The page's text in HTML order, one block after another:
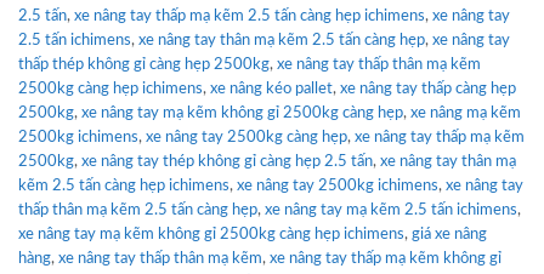
2.5 tấn, xe nâng tay thấp mạ kẽm 2.5 tấn càng hẹp ichimens, xe nâng tay
2.5 tấn ichimens, xe nâng tay thân mạ kẽm 2.5 tấn càng hẹp, xe nâng tay
thấp thép không gỉ càng hẹp 2500kg, xe nâng tay thấp thân mạ kẽm
2500kg càng hẹp ichimens, xe nâng kéo pallet, xe nâng tay thấp càng hẹp
2500kg, xe nâng tay mạ kẽm không gỉ 2500kg càng hẹp, xe nâng mạ kẽm
2500kg ichimens, xe nâng tay 2500kg càng hẹp, xe nâng tay thấp mạ kẽm
2500kg, xe nâng tay thép không gỉ càng hẹp 2.5 tấn, xe nâng tay thân mạ
kẽm 2.5 tấn càng hẹp ichimens, xe nâng tay 2500kg ichimens, xe nâng tay
thấp thân mạ kẽm 2.5 tấn càng hẹp, xe nâng tay mạ kẽm 2.5 tấn ichimens,
xe nâng tay mạ kẽm không gỉ 2500kg càng hẹp ichimens, giá xe nâng
hàng, xe nâng tay thấp thân mạ kẽm, xe nâng tay thấp mạ kẽm không gỉ